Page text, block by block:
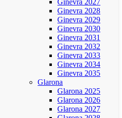
Ginevra 2027
Ginevra 2028
Ginevra 2029
Ginevra 2030
Ginevra 2031
Ginevra 2032
Ginevra 2033
Ginevra 2034
Ginevra 2035
Glarona
Glarona 2025
Glarona 2026
Glarona 2027